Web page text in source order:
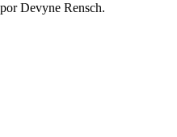
Devyne Rensch.